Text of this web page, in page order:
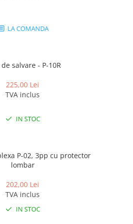
LA COMANDA
salvare - P-10R
225,00 Lei
TVA inclus
IN STOC
P-02, 3pp cu protector
lombar
202,00 Lei
TVA inclus
IN STOC